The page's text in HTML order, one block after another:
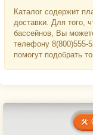
Каталог содержит
доставки. Для того,
бассейнов, Вы
телефону
помогут подобрать